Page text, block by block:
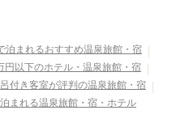
泊まれるおすすめ温泉旅館・宿
以下のホテル・温泉旅館・宿
付き客室が評判の温泉旅館・宿
まれる温泉旅館・宿・ホテル